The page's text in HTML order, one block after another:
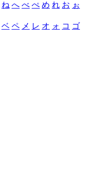
ね へ べ ぺ め れ お ぉ
ベ ペ メ レ オ ォ コ ゴ